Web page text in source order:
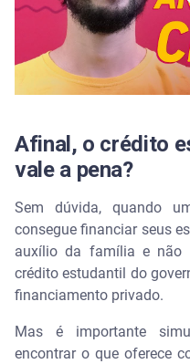
Afinal, o crédito
vale a pena?
Sem dúvida, quando
consegue financiar seus
auxílio da família e não
crédito estudantil do
financiamento privado.
Mas é importante
encontrar o que oferece